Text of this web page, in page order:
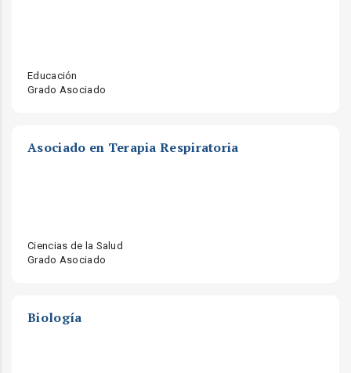
Educación
Grado Asociado
Asociado en Terapia Respiratoria
Ciencias de la Salud
Grado Asociado
Biología